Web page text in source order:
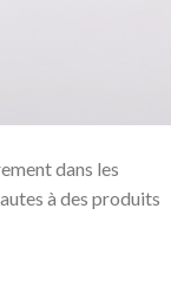
dans les
à des produits